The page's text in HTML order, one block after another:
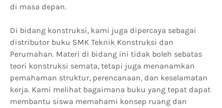
di masa depan.
Di bidang konstruksi, kami juga dipercaya sebagai
distributor buku SMK Teknik Konstruksi dan
Perumahan. Materi di bidang ini tidak boleh sebatas
teori konstruksi semata, tetapi juga menanamkan
pemahaman struktur, perencanaan, dan keselamatan
kerja. Kami melihat bagaimana buku yang tepat dapat
membantu siswa memahami konsep ruang dan